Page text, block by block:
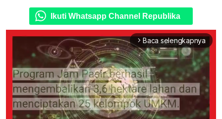
Ikuti Whatsapp Channel Republika
arrow_forward_ios Baca selengkapnya